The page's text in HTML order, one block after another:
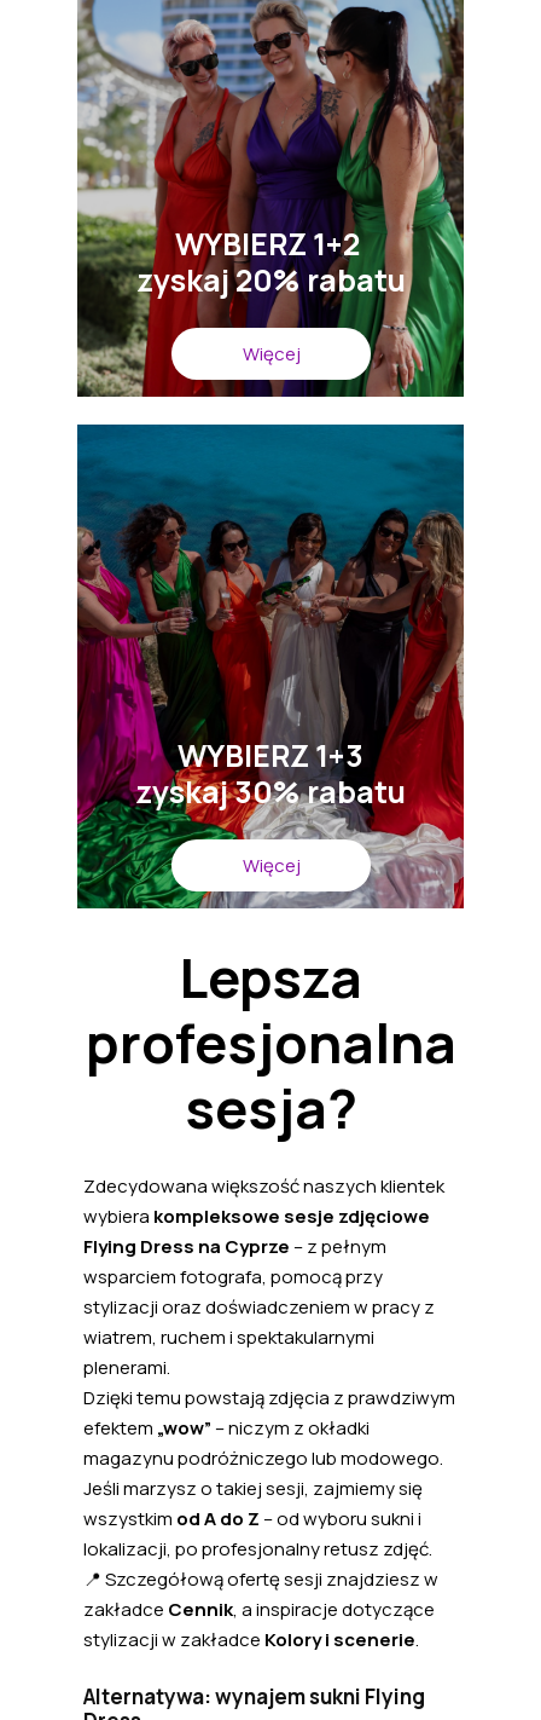
Więcej
WYBIERZ 1+3
zyskaj 30% rabatu
Więcej
WYBIERZ 1+2
zyskaj 20% rabatu
Lepsza
profesjonalna
sesja?
Zdecydowana większość naszych klientek
wybiera kompleksowe sesje zdjęciowe
Flying Dress na Cyprze – z pełnym
wsparciem fotografa, pomocą przy
stylizacji oraz doświadczeniem w pracy z
wiatrem, ruchem i spektakularnymi
plenerami.
Dzięki temu powstają zdjęcia z prawdziwym
efektem „wow” – niczym z okładki
magazynu podróżniczego lub modowego.
Jeśli marzysz o takiej sesji, zajmiemy się
wszystkim od A do Z – od wyboru sukni i
lokalizacji, po profesjonalny retusz zdjęć.
📍 Szczegółową ofertę sesji znajdziesz w
zakładce Cennik, a inspiracje dotyczące
stylizacji w zakładce Kolory i scenerie.
Alternatywa: wynajem sukni Flying